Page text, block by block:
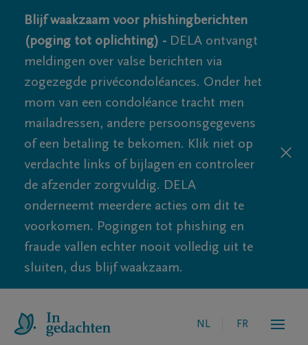
Blijf waakzaam voor phishingberichten
(poging tot oplichting) - DELA ontvangt
meldingen over valse berichten via
zogezegde privécondoléances. Onder het
mom van een condoléance tracht men
mailadressen, andere persoonsgegevens
of een betaling te bekomen. Klik niet op
verdachte links of bijlagen en controleer
de afzender zorgvuldig. DELA
onderneemt meerdere acties om dit te
voorkomen. Pogingen tot phishing en
fraude vallen echter nooit volledig uit te
sluiten, dus blijf waakzaam.
NL FR